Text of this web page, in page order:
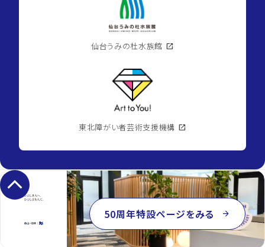
仙台うみの杜水族館 open_in_new
東北障がい者芸術支援機構 open_in_new
keyboard_arrow_up
50周年特設ページをみる arrow_forward